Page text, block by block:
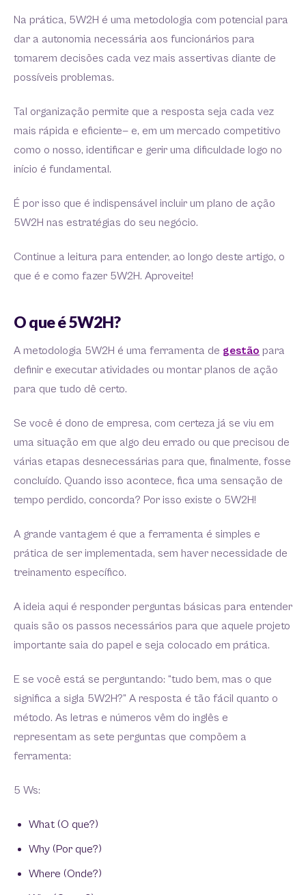
Na prática, 5W2H é uma metodologia com potencial para
dar a autonomia necessária aos funcionários para
tomarem decisões cada vez mais assertivas diante de
possíveis problemas.
Tal organização permite que a resposta seja cada vez
mais rápida e eficiente— e, em um mercado competitivo
como o nosso, identificar e gerir uma dificuldade logo no
início é fundamental.
É por isso que é indispensável incluir um plano de ação
5W2H nas estratégias do seu negócio.
Continue a leitura para entender, ao longo deste artigo, o
que é e como fazer 5W2H. Aproveite!
O que é 5W2H?
A metodologia 5W2H é uma ferramenta de gestão para
definir e executar atividades ou montar planos de ação
para que tudo dê certo.
Se você é dono de empresa, com certeza já se viu em
uma situação em que algo deu errado ou que precisou de
várias etapas desnecessárias para que, finalmente, fosse
concluído. Quando isso acontece, fica uma sensação de
tempo perdido, concorda? Por isso existe o 5W2H!
A grande vantagem é que a ferramenta é simples e
prática de ser implementada, sem haver necessidade de
treinamento específico.
A ideia aqui é responder perguntas básicas para entender
quais são os passos necessários para que aquele projeto
importante saia do papel e seja colocado em prática.
E se você está se perguntando: “tudo bem, mas o que
significa a sigla 5W2H?” A resposta é tão fácil quanto o
método. As letras e números vêm do inglês e
representam as sete perguntas que compõem a
ferramenta:
5 Ws:
What (O que?)
Why (Por que?)
Where (Onde?)